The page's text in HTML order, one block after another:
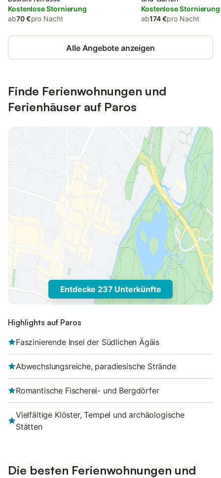
Kostenlose Stornierung
ab70 €pro Nacht
Kostenlose Stornierung
ab174 €pro Nacht
Alle Angebote anzeigen
Finde Ferienwohnungen und
Ferienhäuser auf Paros
Entdecke 237 Unterkünfte
Highlights auf Paros
Faszinierende Insel der Südlichen Ägäis
Abwechslungsreiche, paradiesische Strände
Romantische Fischerei- und Bergdörfer
Vielfältige Klöster, Tempel und archäologische
Stätten
Die besten Ferienwohnungen und